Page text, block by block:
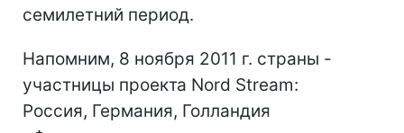
семилетний период.
Напомним, 8 ноября 2011 г. страны -
участницы проекта Nord Stream:
Россия, Германия, Голландия